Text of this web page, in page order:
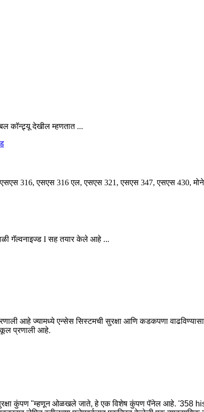
कॉन्ट्र्यू देखील म्हणतात ...
316, एसएस 316 एल, एसएस 321, एसएस 347, एसएस 430,
गॅल्वनाइज्ड I सह तयार केले आहे ...
आहे ज्यामध्ये एन्सेस सिस्टमची सुरक्षा आणि कडकपणा
प्रणाली आहे.
कुंपण "म्हणून ओळखले जाते, हे एक विशेष कुंपण पॅनेल आहे. '358 his